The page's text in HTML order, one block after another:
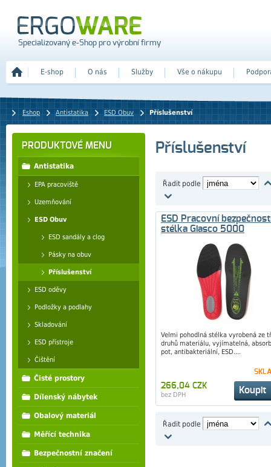
Specializovaný e-Shop pro výrobní firmy
E-shop O nás Služby Vše o nákupu
Eshop Antistatika ESD Obuv Příslušenství
Příslušenství
Řadit podle
ESD Pracovní
stélka Giasco 5000
Velmi pohodlná stélka vyrobená ze
druhů materiálu, vyjímatelná,
pot, antibakteriální, ESD....
Koupit
266,04 CZK
bez DPH
Řadit podle
PRODUKTOVÉ MENU
Antistatika
EPA pracoviště
Uzemňování
ESD Obuv
ESD sandály a clog
Pásky na obuv
Příslušenství
ESD oděvy
Podložky a podlahy
Skladování
ESD přístroje
Čištění
Čisté prostory
Dílenský nábytek
Obalový materiál
Měřící technika
Bezpečnostní značení